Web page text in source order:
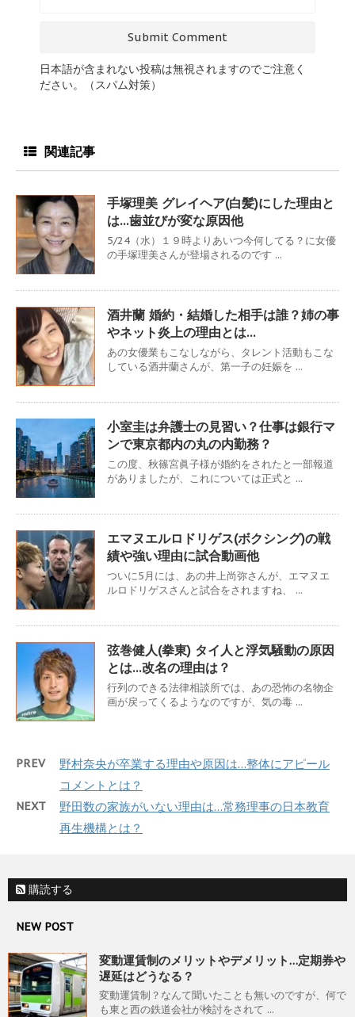
日本語が含まれない投稿は無視されますのでご注意く
ださい。（スパム対策）
関連記事
手塚理美 グレイヘア(白髪)にした理由と
は…歯並びが変な原因他
5/24（水）１９時よりあいつ今何してる？に女優
の手塚理美さんが登場されるのです ...
酒井蘭 婚約・結婚した相手は誰？姉の事
やネット炎上の理由とは…
あの女優業もこなしながら、タレント活動もこな
している酒井蘭さんが、第一子の妊娠を ...
小室圭は弁護士の見習い？仕事は銀行マ
ンで東京都内の丸の内勤務？
この度、秋篠宮眞子様が婚約をされたと一部報道
がありましたが、これについては正式と ...
エマヌエルロドリゲス(ボクシング)の戦
績や強い理由に試合動画他
ついに5月には、あの井上尚弥さんが、エマヌエ
ルロドリゲスさんと試合をされますね、 ...
弦巻健人(拳東) タイ人と浮気騒動の原因
とは…改名の理由は？
行列のできる法律相談所では、あの恐怖の名物企
画が戻ってくるようなのですが、気の毒 ...
PREV
野村奈央が卒業する理由や原因は…整体にアピール
コメントとは？
NEXT
野田数の家族がいない理由は…常務理事の日本教育
再生機構とは？
購読する
NEW POST
変動運賃制のメリットやデメリット…定期券や
遅延はどうなる？
変動運賃制？なんて聞いたことも無いのですが、何で
も東と西の鉄道会社が検討をされて ...